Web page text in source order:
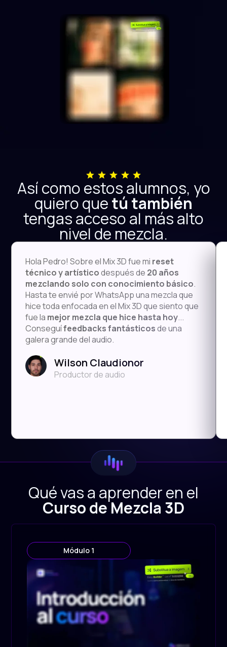
Así como estos alumnos, yo
quiero quetú también
tengas acceso al más alto
nivel de mezcla.
Hola Pedro! Sobre el Mix 3D fue mi reset
técnico y artísticodespués de 20 años
mezclando solo con conocimiento básico.
Hasta te envié por WhatsApp una mezcla que
hice toda enfocada en el Mix 3D que siento que
fue la mejor mezcla que hice hasta hoy...
Conseguífeedbacks fantásticosde una
galera grande del audio.
Wilson Claudionor
Productor de audio
Qué vas a aprender en el
Curso de Mezcla 3D
Módulo 1